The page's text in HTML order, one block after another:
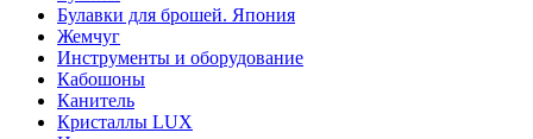
Булавки для брошей. Япония
Жемчуг
Инструменты и оборудование
Кабошоны
Канитель
Кристаллы LUX